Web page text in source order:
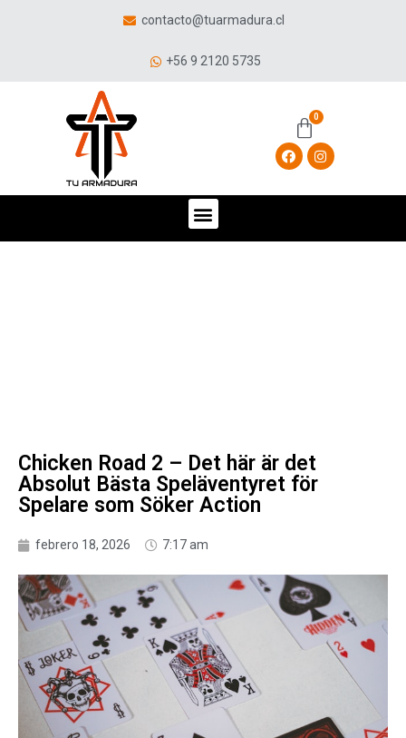
contacto@tuarmadura.cl
+56 9 2120 5735
Chicken Road 2 – Det här är det
Absolut Bästa Speläventyret för
Spelare som Söker Action
febrero 18, 2026 7:17 am